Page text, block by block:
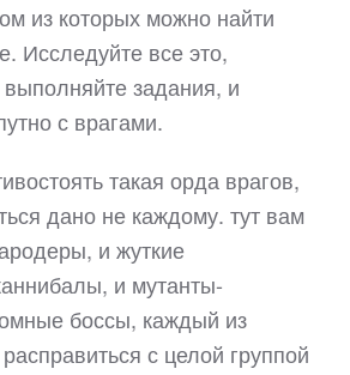
из которых можно найти
Исследуйте все это,
задания, и
с врагами.
такая орда врагов,
дано не каждому. тут вам
и жуткие
и мутанты-
боссы, каждый из
с целой группой